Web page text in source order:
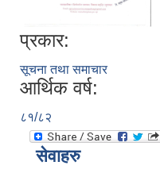
प्रकार:
सूचना तथा समाचार
आर्थिक वर्ष:
८१/८२
सेवाहरु